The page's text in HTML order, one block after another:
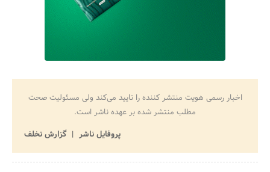
اخبار رسمی هویت منتشر کننده را تایید می‌کند ولی مسئولیت صحت
مطلب منتشر شده بر عهده ناشر است.
پروفایل ناشر
گزارش تخلف